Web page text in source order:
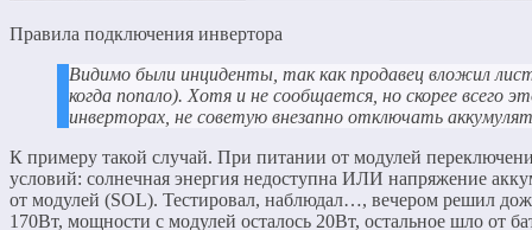
Правила подключения инвертора
Видимо были инциденты, так как продавец вложил
когда попало). Хотя и не сообщается, но скорее всего
инверторах, не советую внезапно отключать
К примеру такой случай. При питании от модулей
условий: солнечная энергия недоступна ИЛИ напряжение
от модулей (SOL). Тестировал, наблюдал…, вечером решил
170Вт, мощности с модулей осталось 20Вт, остальное шло от